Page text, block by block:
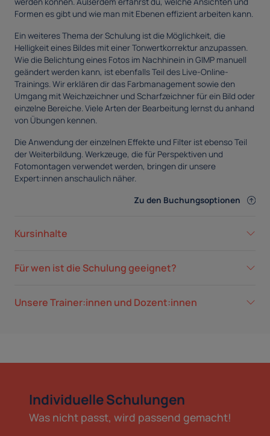
Formen es gibt und wie man mit Ebenen effizient arbeiten kann.
Ein weiteres Thema der Schulung ist die Möglichkeit, die
Helligkeit eines Bildes mit einer Tonwertkorrektur anzupassen.
Wie die Belichtung eines Fotos im Nachhinein in GIMP manuell
geändert werden kann, ist ebenfalls Teil des Live-Online-
Trainings. Wir erklären dir das Farbmanagement sowie den
Umgang mit Weichzeichner und Scharfzeichner für ein Bild oder
einzelne Bereiche. Viele Arten der Bearbeitung lernst du anhand
von Übungen kennen.
Die Anwendung der einzelnen Effekte und Filter ist ebenso Teil
der Weiterbildung. Werkzeuge, die für Perspektiven und
Fotomontagen verwendet werden, bringen dir unsere
Expert:innen anschaulich näher.
Zu den Buchungsoptionen
Kursinhalte
Für wen ist die Schulung geeignet?
Unsere Trainer:innen und Dozent:innen
Individuelle Schulungen
Was nicht passt, wird passend gemacht!